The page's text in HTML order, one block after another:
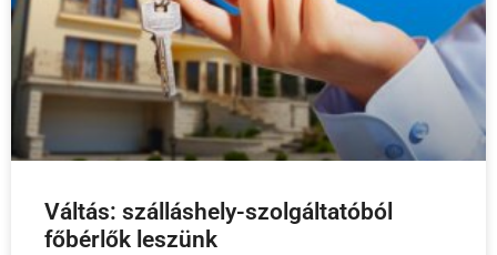
Váltás: szálláshely-szolgáltatóból
főbérlők leszünk